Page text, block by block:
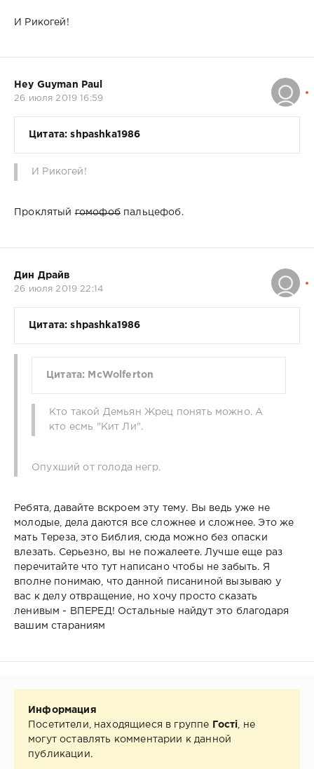
И Рикогей!
Hey Guyman Paul
26 июля 2019 16:59
Цитата: shpashka1986
И Рикогей!
Проклятыйгомофобпальцефоб.
Дин Драйв
26 июля 2019 22:14
Цитата: shpashka1986
Цитата: McWolferton
Кто такой Демьян Жрец понять можно. А
кто есмь "Кит Ли".
Опухший от голода негр.
Ребята, давайте вскроем эту тему. Вы ведь уже не
молодые, дела даются все сложнее и сложнее. Это же
мать Тереза, это Библия, сюда можно без опаски
влезать. Серьезно, вы не пожалеете. Лучше еще раз
перечитайте что тут написано чтобы не забыть. Я
вполне понимаю, что данной писаниной вызываю у
вас к делу отвращение, но хочу просто сказать
ленивым - ВПЕРЕД! Остальные найдут это благодаря
вашим стараниям
Информация
Посетители, находящиеся в группе
Гості
, не
могут оставлять комментарии к данной
публикации.